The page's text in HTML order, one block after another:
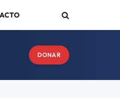
DONAR